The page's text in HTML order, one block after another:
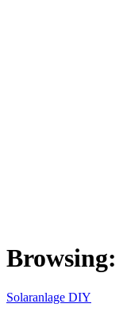
Browsing:
Solaranlage DIY